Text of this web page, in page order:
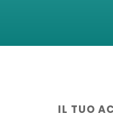
IL TUO